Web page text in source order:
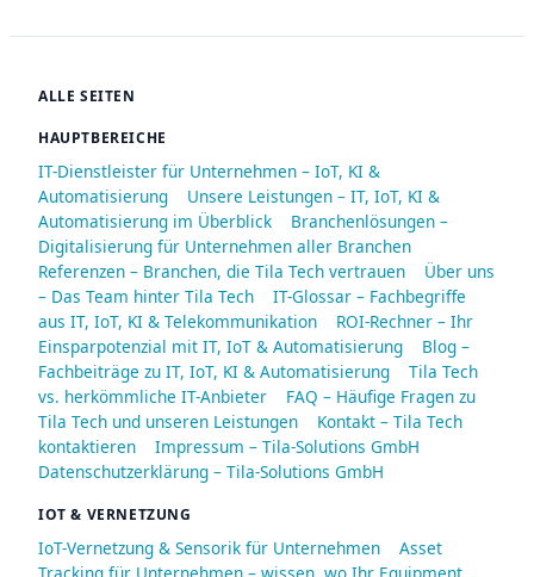
ALLE SEITEN
HAUPTBEREICHE
IT-Dienstleister für Unternehmen – IoT, KI &
Automatisierung
Unsere Leistungen – IT, IoT, KI &
Automatisierung im Überblick
Branchenlösungen –
Digitalisierung für Unternehmen aller Branchen
Referenzen – Branchen, die Tila Tech vertrauen
Über uns
– Das Team hinter Tila Tech
IT-Glossar – Fachbegriffe
aus IT, IoT, KI & Telekommunikation
ROI-Rechner – Ihr
Einsparpotenzial mit IT, IoT & Automatisierung
Blog –
Fachbeiträge zu IT, IoT, KI & Automatisierung
Tila Tech
vs. herkömmliche IT-Anbieter
FAQ – Häufige Fragen zu
Tila Tech und unseren Leistungen
Kontakt – Tila Tech
kontaktieren
Impressum – Tila-Solutions GmbH
Datenschutzerklärung – Tila-Solutions GmbH
IOT & VERNETZUNG
IoT-Vernetzung & Sensorik für Unternehmen
Asset